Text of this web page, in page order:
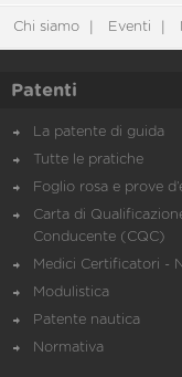
Chi siamo Eventi
Patenti
La patente di guida
Tutte le pratiche
Foglio rosa e prove
Carta di
Conducente (CQC)
Medici Certificatori -
Modulistica
Patente nautica
Normativa